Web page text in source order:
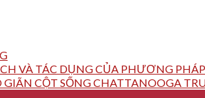
VÀ TÁC DỤNG CỦA PHƯƠNG
CỘT SỐNG CHATTANOOGA